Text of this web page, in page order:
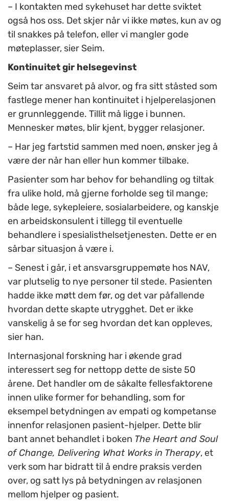
– I kontakten med sykehuset har dette sviktet
også hos oss. Det skjer når vi ikke møtes, kun av og
til snakkes på telefon, eller vi mangler gode
møteplasser, sier Seim.
Kontinuitet gir helsegevinst
Seim tar ansvaret på alvor, og fra sitt ståsted som
fastlege mener han kontinuitet i hjelperelasjonen
er grunnleggende. Tillit må ligge i bunnen.
Mennesker møtes, blir kjent, bygger relasjoner.
– Har jeg fartstid sammen med noen, ønsker jeg å
være der når han eller hun kommer tilbake.
Pasienter som har behov for behandling og tiltak
fra ulike hold, må gjerne forholde seg til mange;
både lege, sykepleiere, sosialarbeidere, og kanskje
en arbeidskonsulent i tillegg til eventuelle
behandlere i spesialisthelsetjenesten. Dette er en
sårbar situasjon å være i.
– Senest i går, i et ansvarsgruppemøte hos NAV,
var plutselig to nye personer til stede. Pasienten
hadde ikke møtt dem før, og det var påfallende
hvordan dette skapte utrygghet. Det er ikke
vanskelig å se for seg hvordan det kan oppleves,
sier han.
Internasjonal forskning har i økende grad
interessert seg for nettopp dette de siste 50
årene. Det handler om de såkalte fellesfaktorene
innen ulike former for behandling, som for
eksempel betydningen av empati og kompetanse
innenfor relasjonen pasient-hjelper. Dette blir
bant annet behandlet i boken The Heart and Soul
of Change, Delivering What Works in Therapy, et
verk som har bidratt til å endre praksis verden
over, og satt lys på betydningen av relasjonen
mellom hjelper og pasient.